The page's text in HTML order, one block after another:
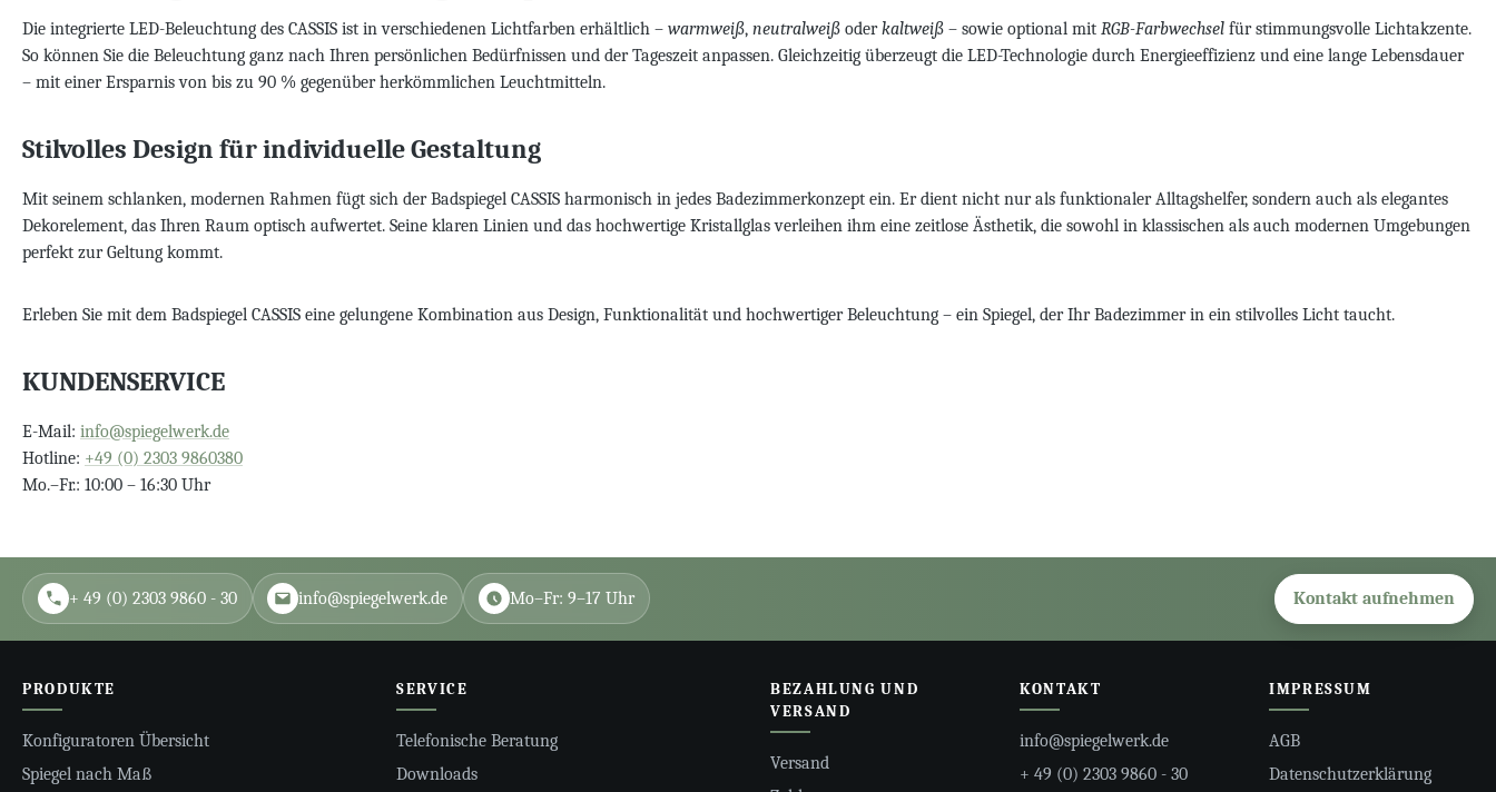
Die integrierte LED-Beleuchtung des CASSIS ist in verschiedenen Lichtfarben erhältlich – warmweiß, neutralweiß oderkaltweiß – sowie optional mit RGB-Farbwechsel für stimmungsvolle Lichtakzente.
So können Sie die Beleuchtung ganz nach Ihren persönlichen Bedürfnissen und der Tageszeit anpassen. Gleichzeitig überzeugt die LED-Technologie durch Energieeffizienz und eine lange Lebensdauer
– mit einer Ersparnis von bis zu 90 % gegenüber herkömmlichen Leuchtmitteln.
Stilvolles Design für individuelle Gestaltung
Mit seinem schlanken, modernen Rahmen fügt sich der Badspiegel CASSIS harmonisch in jedes Badezimmerkonzept ein. Er dient nicht nur als funktionaler Alltagshelfer, sondern auch als elegantes
Dekorelement, das Ihren Raum optisch aufwertet. Seine klaren Linien und das hochwertige Kristallglas verleihen ihm eine zeitlose Ästhetik, die sowohl in klassischen als auch modernen Umgebungen
perfekt zur Geltung kommt.
Erleben Sie mit dem Badspiegel CASSIS eine gelungene Kombination aus Design, Funktionalität und hochwertiger Beleuchtung – ein Spiegel, der Ihr Badezimmer in ein stilvolles Licht taucht.
KUNDENSERVICE
E-Mail: info@spiegelwerk.de
Hotline: +49 (0) 2303 9860380
Mo.–Fr.: 10:00 – 16:30 Uhr
+ 49 (0) 2303 9860 - 30 info@spiegelwerk.de Mo–Fr: 9–17 Uhr Kontakt aufnehmen
PRODUKTE
Konfiguratoren Übersicht
Spiegel nach Maß
SERVICE
Telefonische Beratung
Downloads
BEZAHLUNG UND
VERSAND
Versand
KONTAKT
info@spiegelwerk.de
+ 49 (0) 2303 9860 - 30
IMPRESSUM
AGB
Datenschutzerklärung